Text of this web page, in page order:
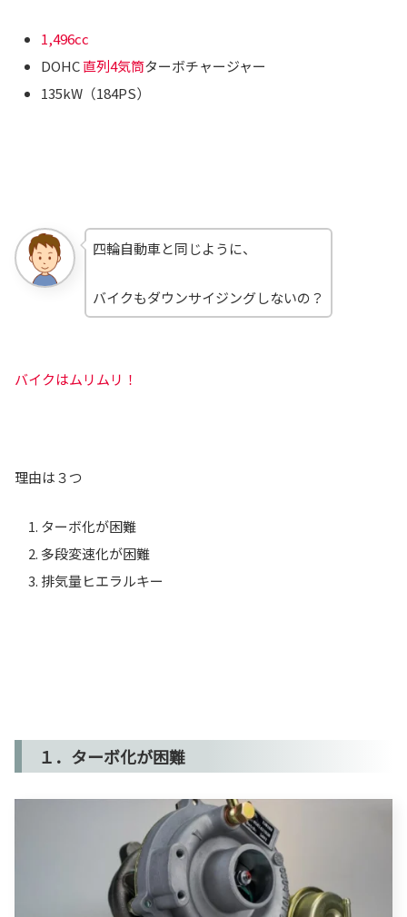
1,496cc
DOHC直列4気筒ターボチャージャー
135kW（184PS）
四輪自動車と同じように、
バイクもダウンサイジングしないの？
バイクはムリムリ！
理由は３つ
ターボ化が困難
多段変速化が困難
排気量ヒエラルキー
１．ターボ化が困難